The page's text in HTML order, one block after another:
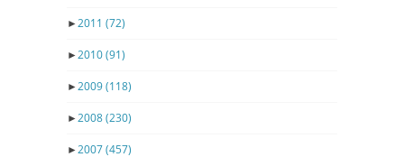
►2011 (72)
►2010(91)
►2009(118)
►2008(230)
►2007(457)